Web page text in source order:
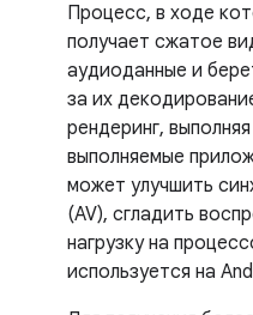
Процесс, в ходе
получает сжатое
аудиоданные и
за их
рендеринг,
выполняемые
может улучшить
(AV), сгладить
нагрузку на
используется на